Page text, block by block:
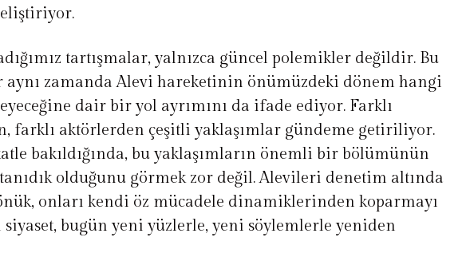
tartışmalar, yalnızca güncel polemikler değildir. Bu
aynı zamanda Alevi hareketinin önümüzdeki dönem hangi
dair bir yol ayrımını da ifade ediyor. Farklı
farklı aktörlerden çeşitli yaklaşımlar gündeme getiriliyor.
bakıldığında, bu yaklaşımların önemli bir bölümünün
olduğunu görmek zor değil. Alevileri denetim altında
onları kendi öz mücadele dinamiklerinden koparmayı
siyaset, bugün yeni yüzlerle, yeni söylemlerle yeniden